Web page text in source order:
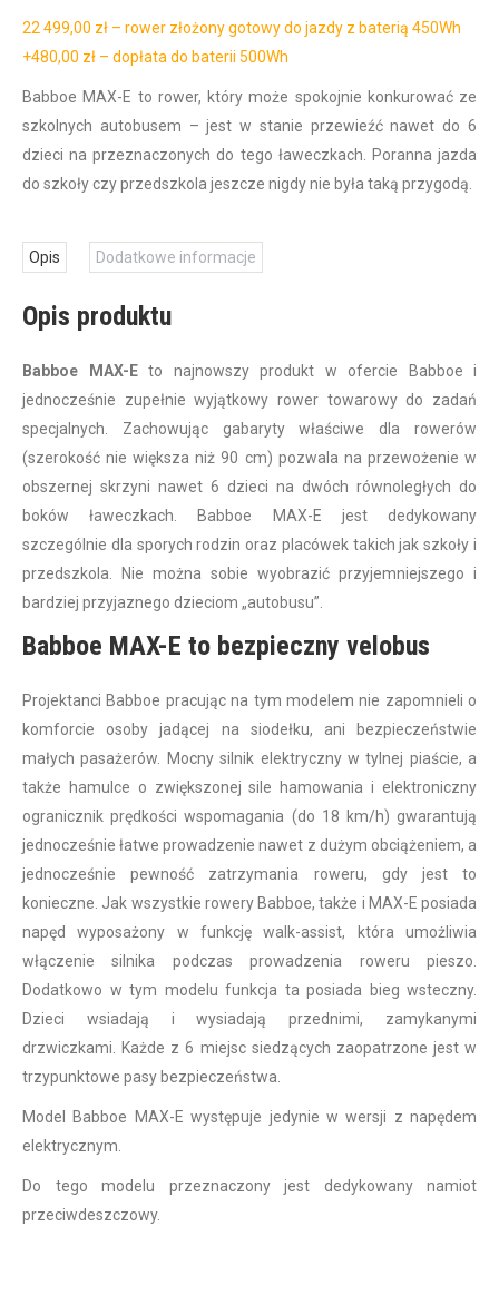
22 499,00 zł – rower złożony gotowy do jazdy z baterią 450Wh
+480,00 zł – dopłata do baterii 500Wh
Babboe MAX-E to rower, który może spokojnie konkurować ze
szkolnych autobusem – jest w stanie przewieźć nawet do 6
dzieci na przeznaczonych do tego ławeczkach. Poranna jazda
do szkoły czy przedszkola jeszcze nigdy nie była taką przygodą.
Opis Dodatkowe informacje
Opis produktu
Babboe MAX-Eto najnowszy produkt w ofercie Babboe i
jednocześnie zupełnie wyjątkowy rower towarowy do zadań
specjalnych. Zachowując gabaryty właściwe dla rowerów
(szerokość nie większa niż 90 cm) pozwala na przewożenie w
obszernej skrzyni nawet 6 dzieci na dwóch równoległych do
boków ławeczkach. Babboe MAX-E jest dedykowany
szczególnie dla sporych rodzin oraz placówek takich jak szkoły i
przedszkola. Nie można sobie wyobrazić przyjemniejszego i
bardziej przyjaznego dzieciom „autobusu”.
Babboe MAX-E to bezpieczny velobus
Projektanci Babboe pracując na tym modelem nie zapomnieli o
komforcie osoby jadącej na siodełku, ani bezpieczeństwie
małych pasażerów. Mocny silnik elektryczny w tylnej piaście, a
także hamulce o zwiększonej sile hamowania i elektroniczny
ogranicznik prędkości wspomagania (do 18 km/h) gwarantują
jednocześnie łatwe prowadzenie nawet z dużym obciążeniem, a
jednocześnie pewność zatrzymania roweru, gdy jest to
konieczne. Jak wszystkie rowery Babboe, także i MAX-E posiada
napęd wyposażony w funkcję walk-assist, która umożliwia
włączenie silnika podczas prowadzenia roweru pieszo.
Dodatkowo w tym modelu funkcja ta posiada bieg wsteczny.
Dzieci wsiadają i wysiadają przednimi, zamykanymi
drzwiczkami. Każde z 6 miejsc siedzących zaopatrzone jest w
trzypunktowe pasy bezpieczeństwa.
Model Babboe MAX-E występuje jedynie w wersji z napędem
elektrycznym.
Do tego modelu przeznaczony jest dedykowany namiot
przeciwdeszczowy.